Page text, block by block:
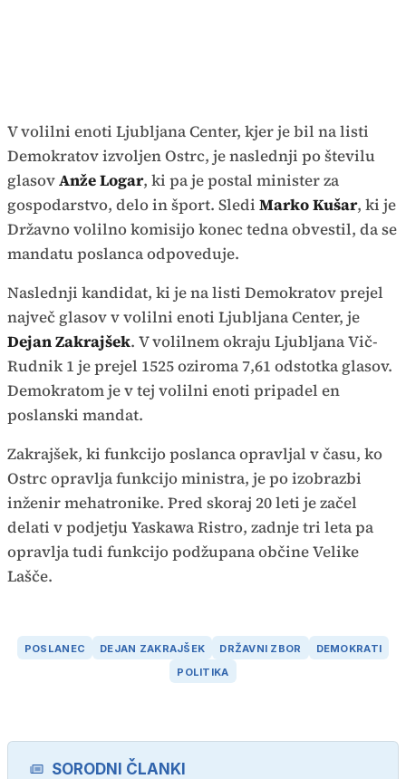
V volilni enoti Ljubljana Center, kjer je bil na listi
Demokratov izvoljen Ostrc, je naslednji po številu
glasovAnže Logar, ki pa je postal minister za
gospodarstvo, delo in šport. Sledi Marko Kušar, ki je
Državno volilno komisijo konec tedna obvestil, da se
mandatu poslanca odpoveduje.
Naslednji kandidat, ki je na listi Demokratov prejel
največ glasov v volilni enoti Ljubljana Center, je
Dejan Zakrajšek. V volilnem okraju Ljubljana Vič-
Rudnik 1 je prejel 1525 oziroma 7,61 odstotka glasov.
Demokratom je v tej volilni enoti pripadel en
poslanski mandat.
Zakrajšek, ki funkcijo poslanca opravljal v času, ko
Ostrc opravlja funkcijo ministra, je po izobrazbi
inženir mehatronike. Pred skoraj 20 leti je začel
delati v podjetju Yaskawa Ristro, zadnje tri leta pa
opravlja tudi funkcijo podžupana občine Velike
Lašče.
POSLANEC DEJAN ZAKRAJŠEK DRŽAVNI ZBOR
DEMOKRATI
POLITIKA
SORODNI ČLANKI